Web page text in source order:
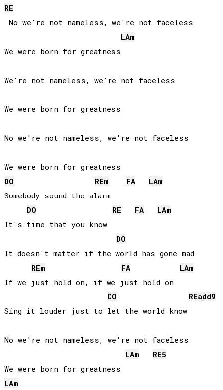
RE
No we're not nameless, we're not faceless
LAm
We were born for greatness
We're not nameless, we're not faceless
We were born for greatness
No we're not nameless, we're not faceless
DO
REm FA LAm
Somebody sound the alarm
DO
RE FA LAm
It's time that you know
DO
It doesn't matter if the world has gone mad
REm FA LAm
If we just hold on, if we just hold on
DO
REadd9
Sing it louder just to let the world know
No we're not nameless, we're not faceless
LAm RE5
LAm